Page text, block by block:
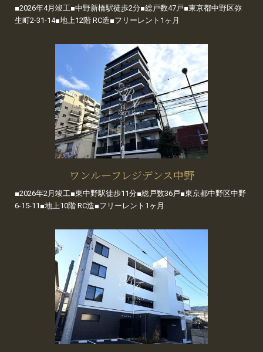
■2026年4月竣工■中野新橋駅徒歩2分■総戸数47戸■東京都中野区弥
生町2-31-14■地上12階 RC造■フリーレント1ヶ月
ワンルーフレジデンス中野
■2026年2月竣工■東中野駅徒歩11分■総戸数36戸■東京都中野区中野
6-15-11■地上10階 RC造■フリーレント1ヶ月